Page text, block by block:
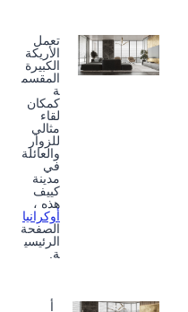
تعمل
الأريكة
الكبيرة
المقسم
ة
كمكان
لقاء
مثالي
للزوار
والعائلة
في
مدينة
كييف
هذه ،
أوكرانيا
الصفحة
الرئيسي
ة.